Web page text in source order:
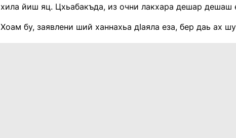
хила йиш яц. Цхьабакъда, из очни лакхара дешар
Хоам бу, заявлени ший ханнахьа дIаяла еза, бер даь ах